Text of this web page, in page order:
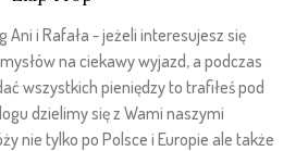
Ani i Rafała - jeżeli interesujesz się
na ciekawy wyjazd, a podczas
wszystkich pieniędzy to trafiłeś pod
dzielimy się z Wami naszymi
nie tylko po Polsce i Europie ale także